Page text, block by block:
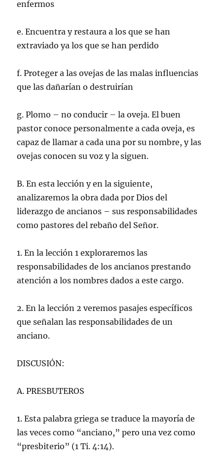
enfermos
e. Encuentra y restaura a los que se han
extraviado ya los que se han perdido
f. Proteger a las ovejas de las malas influencias
que las dañarían o destruirían
g. Plomo – no conducir – la oveja. El buen
pastor conoce personalmente a cada oveja, es
capaz de llamar a cada una por su nombre, y las
ovejas conocen su voz y la siguen.
B. En esta lección y en la siguiente,
analizaremos la obra dada por Dios del
liderazgo de ancianos – sus responsabilidades
como pastores del rebaño del Señor.
1. En la lección 1 exploraremos las
responsabilidades de los ancianos prestando
atención a los nombres dados a este cargo.
2. En la lección 2 veremos pasajes específicos
que señalan las responsabilidades de un
anciano.
DISCUSIÓN:
A. PRESBUTEROS
1. Esta palabra griega se traduce la mayoría de
las veces como “anciano,” pero una vez como
“presbiterio” (1 Ti. 4:14).